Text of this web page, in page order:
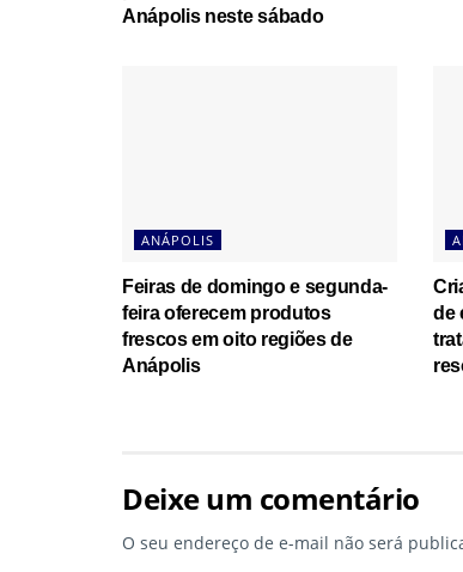
Anápolis neste sábado
ANÁPOLIS
Feiras de domingo e segunda-
feira oferecem produtos
frescos em oito regiões de
Anápolis
de
Deixe um comentário
O seu endereço de e-mail não será